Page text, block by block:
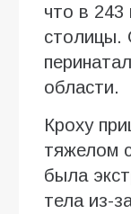
что в 243
столицы.
области.
Кроху
тяжелом
была
тела из-